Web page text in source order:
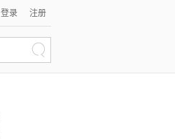
登录 注册